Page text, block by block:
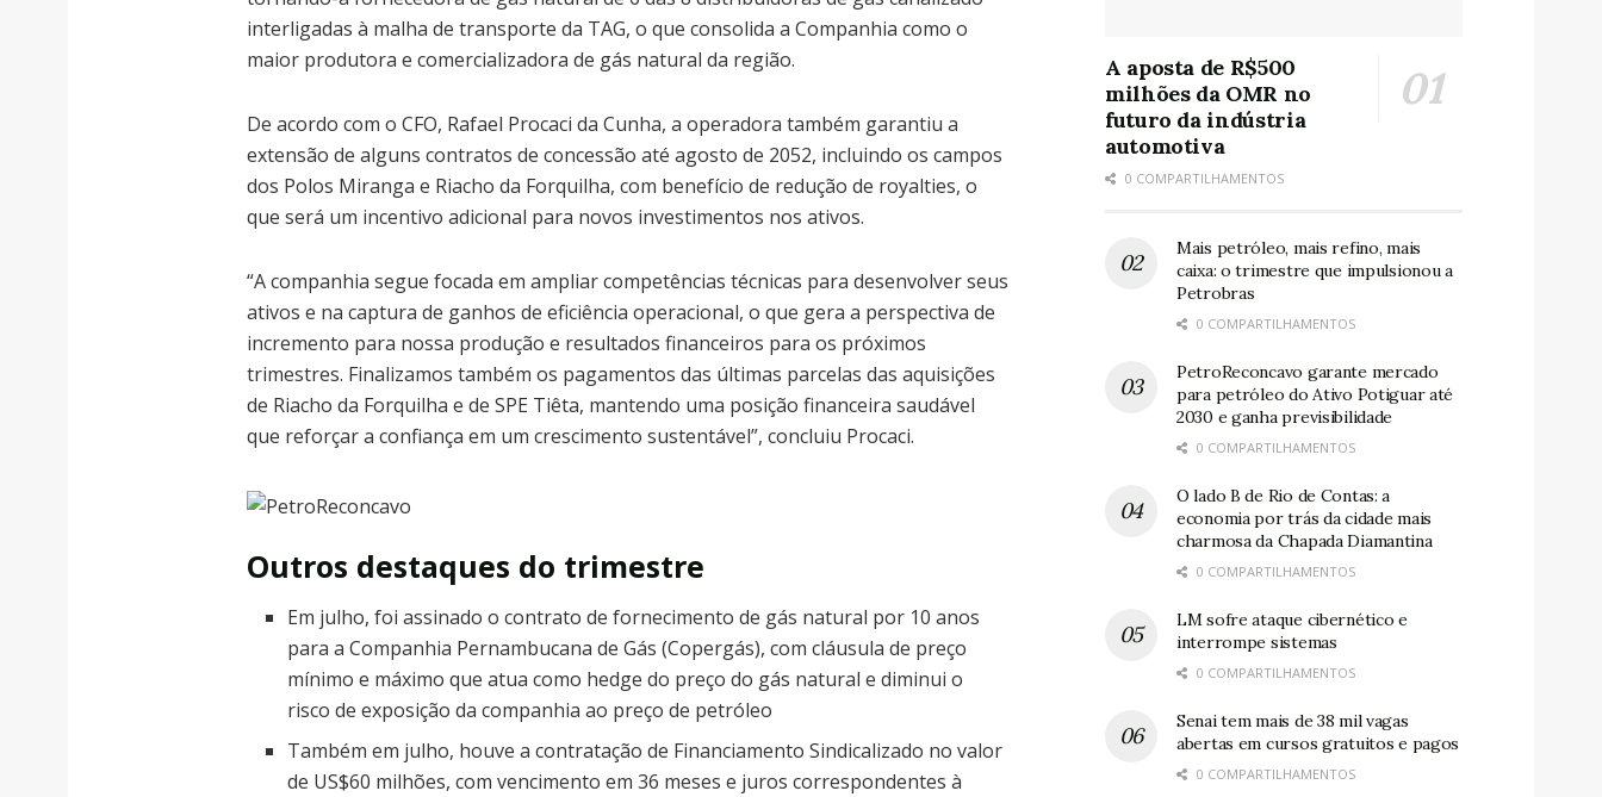
interligadas à malha de transporte da TAG, o que consolida a Companhia como o
maior produtora e comercializadora de gás natural da região.
De acordo com o CFO, Rafael Procaci da Cunha, a operadora também garantiu a
extensão de alguns contratos de concessão até agosto de 2052, incluindo os campos
dos Polos Miranga e Riacho da Forquilha, com benefício de redução de royalties, o
que será um incentivo adicional para novos investimentos nos ativos.
“A companhia segue focada em ampliar competências técnicas para desenvolver seus
ativos e na captura de ganhos de eficiência operacional, o que gera a perspectiva de
incremento para nossa produção e resultados financeiros para os próximos
trimestres. Finalizamos também os pagamentos das últimas parcelas das aquisições
de Riacho da Forquilha e de SPE Tiêta, mantendo uma posição financeira saudável
que reforçar a confiança em um crescimento sustentável”, concluiu Procaci.
Outros destaques do trimestre
Em julho, foi assinado o contrato de fornecimento de gás natural por 10 anos
para a Companhia Pernambucana de Gás (Copergás), com cláusula de preço
mínimo e máximo que atua como hedge do preço do gás natural e diminui o
risco de exposição da companhia ao preço de petróleo
Também em julho, houve a contratação de Financiamento Sindicalizado no valor
de US$60 milhões, com vencimento em 36 meses e juros correspondentes à
A aposta de R$500
milhões da OMR no
futuro da indústria
automotiva
0 COMPARTILHAMENTOS
Mais petróleo, mais refino, mais
caixa: o trimestre que impulsionou a
Petrobras
0 COMPARTILHAMENTOS
PetroReconcavo garante mercado
para petróleo do Ativo Potiguar até
2030 e ganha previsibilidade
0 COMPARTILHAMENTOS
O lado B de Rio de Contas: a
economia por trás da cidade mais
charmosa da Chapada Diamantina
0 COMPARTILHAMENTOS
LM sofre ataque cibernético e
interrompe sistemas
0 COMPARTILHAMENTOS
Senai tem mais de 38 mil vagas
abertas em cursos gratuitos e pagos
0 COMPARTILHAMENTOS